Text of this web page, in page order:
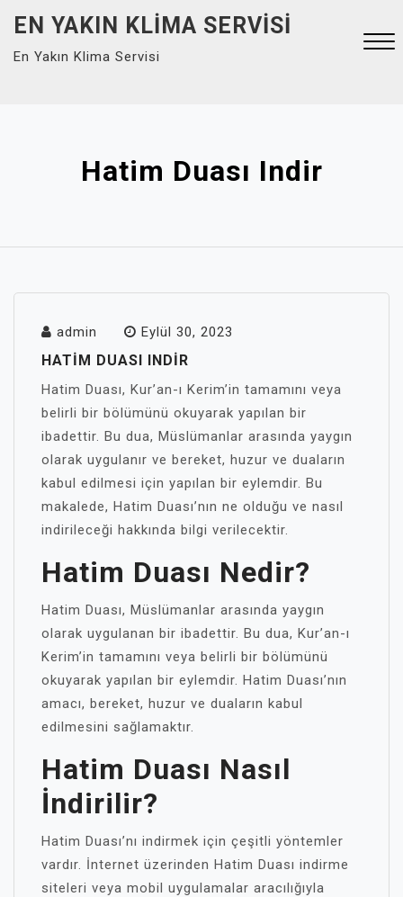
content
EN YAKIN KLIMA SERVISI
En Yakın Klima Servisi
Hatim Duası Indir
admin Eylül 30, 2023
HATIM DUASI INDIR
Hatim Duası, Kur’an-ı Kerim’in tamamını veya
belirli bir bölümünü okuyarak yapılan bir
ibadettir. Bu dua, Müslümanlar arasında yaygın
olarak uygulanır ve bereket, huzur ve duaların
kabul edilmesi için yapılan bir eylemdir. Bu
makalede, Hatim Duası’nın ne olduğu ve nasıl
indirileceği hakkında bilgi verilecektir.
Hatim Duası Nedir?
Hatim Duası, Müslümanlar arasında yaygın
olarak uygulanan bir ibadettir. Bu dua, Kur’an-ı
Kerim’in tamamını veya belirli bir bölümünü
okuyarak yapılan bir eylemdir. Hatim Duası’nın
amacı, bereket, huzur ve duaların kabul
edilmesini sağlamaktır.
Hatim Duası Nasıl
İndirilir?
Hatim Duası’nı indirmek için çeşitli yöntemler
vardır. İnternet üzerinden Hatim Duası indirme
siteleri veya mobil uygulamalar aracılığıyla